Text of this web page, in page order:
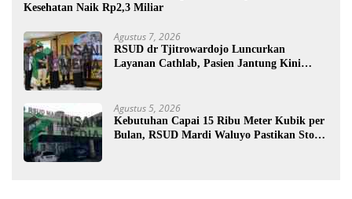
Kesehatan Naik Rp2,3 Miliar
Agustus 7, 2026
RSUD dr Tjitrowardojo Luncurkan
Layanan Cathlab, Pasien Jantung Kini
Agustus 5, 2026
Kebutuhan Capai 15 Ribu Meter Kubik per
Bulan, RSUD Mardi Waluyo Pastikan Stok